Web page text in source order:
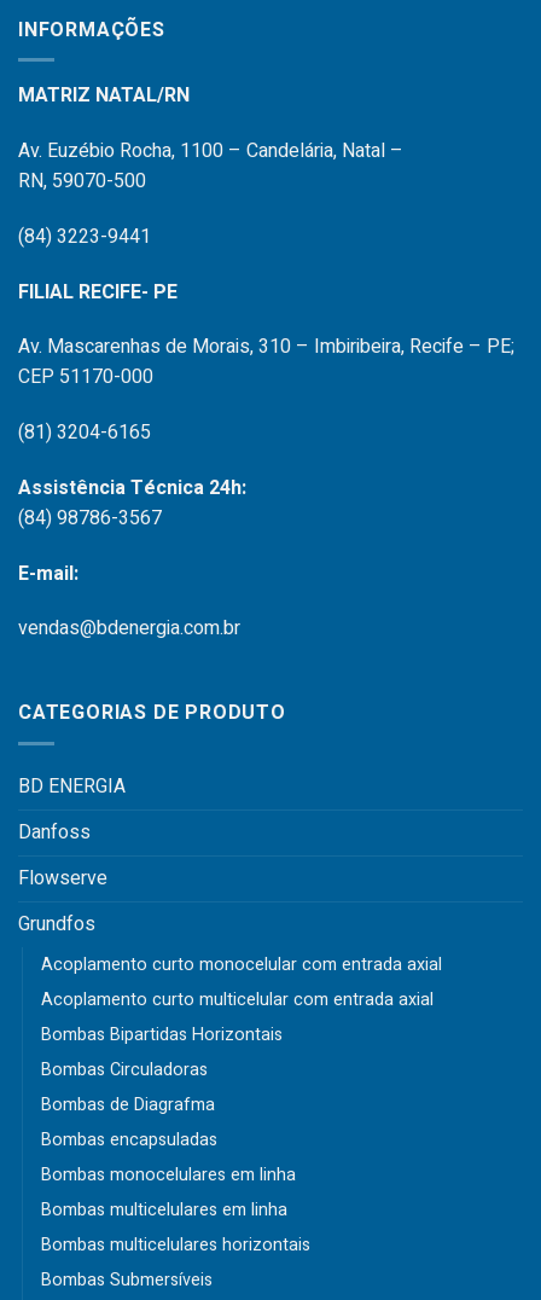
INFORMAÇÕES
MATRIZ NATAL/RN
Av. Euzébio Rocha, 1100 – Candelária, Natal –
RN, 59070-500
(84) 3223-9441
FILIAL RECIFE- PE
Av. Mascarenhas de Morais, 310 – Imbiribeira, Recife – PE;
CEP 51170-000
(81) 3204-6165
Assistência Técnica 24h:
(84) 98786-3567
E-mail:
vendas@bdenergia.com.br
CATEGORIAS DE PRODUTO
BD ENERGIA
Danfoss
Flowserve
Grundfos
Acoplamento curto monocelular com entrada axial
Acoplamento curto multicelular com entrada axial
Bombas Bipartidas Horizontais
Bombas Circuladoras
Bombas de Diagrafma
Bombas encapsuladas
Bombas monocelulares em linha
Bombas multicelulares em linha
Bombas multicelulares horizontais
Bombas Submersíveis